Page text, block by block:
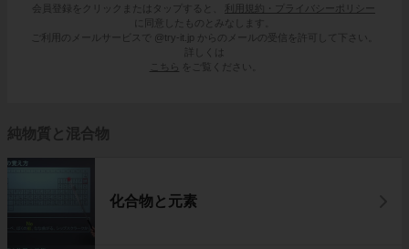
会員登録をクリックまたはタップすると、
利用規約・プライバシーポリシー
に同意したものとみなします。
ご利用のメールサービスで @try-it.jp からのメールの受信を許可して下さい。
詳しくは
こちら
をご覧ください。
純物質と混合物
化合物と元素